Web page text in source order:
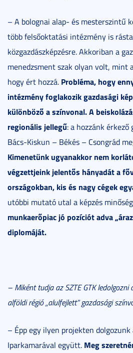
– A bolognai alap- és mesterszintű
több felsőoktatási intézmény is
közgazdászképzésre. Akkoriban a
menedzsment szak olyan volt, mint
hogy ért hozzá. Probléma, hogy
intézmény foglakozik gazdasági
különböző a színvonal.A
regionális jellegű: a hozzánk érkező
Bács-Kiskun – Békés – Csongrád
Kimenetünk ugyanakkor nem
végzettjeink jelentős hányadát a
országokban, kis és nagy cégek
utóbbi mutató utal a képzés
munkaerőpiac jó pozíciót adva
diplomáját.
– Miként tudja az SZTE GTK
alföldi régió „alulfejlett” gazdasági
– Épp egy ilyen projekten dolgozunk
Iparkamarával együtt. Meg